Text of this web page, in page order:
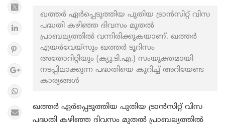
ഖത്തർ ഏർപ്പെടുത്തിയ പുതിയ ട്രാന്‍സിറ്റ് വിസ
പദ്ധതി കഴിഞ്ഞ ദിവസം മുതല്‍
പ്രാബല്യത്തില്‍ വന്നിരിക്കുകയാണ്. ഖത്തര്‍
എയര്‍വേയ്‌സും ഖത്തര്‍ ടൂറിസം
അതോറിറ്റിയും (ക്യു.ടി.എ.) സംയുക്തമായി
നടപ്പിലാക്കുന്ന പദ്ധതിയെ കുറിച്ച് അറിയേണ്ട
കാര്യങ്ങൾ
ഖത്തർ ഏർപ്പെടുത്തിയ പുതിയ ട്രാന്‍സിറ്റ് വിസ
പദ്ധതി കഴിഞ്ഞ ദിവസം മുതല്‍ പ്രാബല്യത്തില്‍